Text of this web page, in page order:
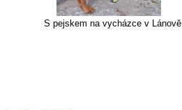
S pejskem na vycházce v Lánově